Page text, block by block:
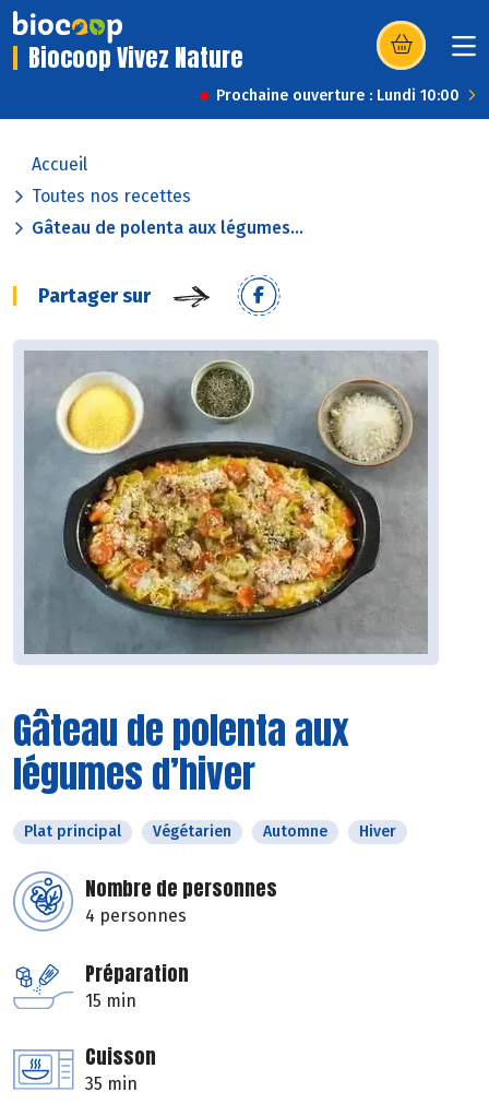
Biocoop Vivez Nature (s’ouvre dans
Prochaine ouverture : Lundi 10:00
Accueil
Toutes nos recettes
Gâteau de polenta aux légumes...
Partager sur
Gâteau de polenta aux
légumes d’hiver
Plat principal Végétarien Automne Hiver
Nombre de personnes
4 personnes
Préparation
15 min
Cuisson
35 min